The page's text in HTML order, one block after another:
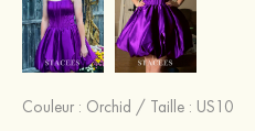
Couleur : Orchid / Taille : US10